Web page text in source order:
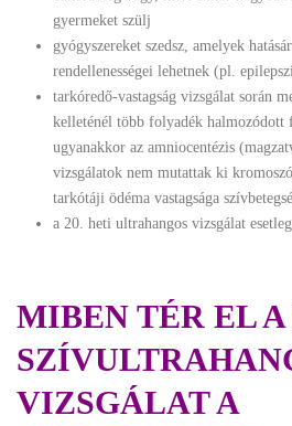
gyermeket szülj
gyógyszereket szedsz, amelyek
rendellenességei lehetnek (pl.
tarkóredő-vastagság vizsgálat során
kelleténél több folyadék halmozódott
ugyanakkor az amniocentézis
vizsgálatok nem mutattak ki
tarkótáji ödéma vastagsága
a 20. heti ultrahangos vizsgálat
MIBEN TÉR EL
VIZSGÁLAT A